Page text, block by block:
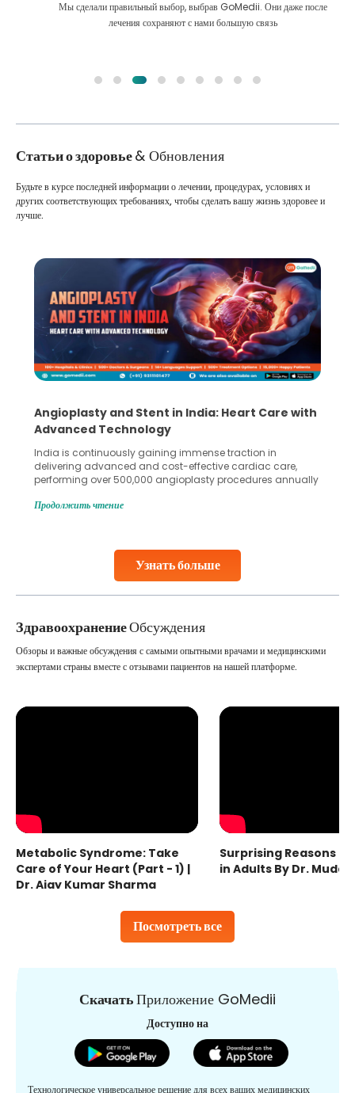
Мы сделали правильный выбор, выбрав GoMedii. Они даже после
лечения сохраняют с нами большую связь
Статьи о здоровье& Обновления
Узнать больше
Будьте в курсе последней информации о лечении, процедурах, условиях и
других соответствующих требованиях, чтобы сделать вашу жизнь здоровее и
лучше.
Angioplasty and Stent in India: Heart Care with
Advanced Technology
India is continuously gaining immense traction in
delivering advanced and cost-effective cardiac care,
performing over 500,000 angioplasty procedures annually
globe are searching for treatments like angioplasty and
Studies, such as one published
Продолжить чтение
ЗдравоохранениеОбсуждения
Посмотреть все
Обзоры и важные обсуждения с самыми опытными врачами и медицинскими
экспертами страны вместе с отзывами пациентов на нашей платформе.
Metabolic Syndrome: Take
Care of Your Heart (Part - 1) |
Dr. Ajay Kumar Sharma
Surprising Reasons
in Adults By Dr.
СкачатьПриложение GoMedii
Доступно на
Технологическое универсальное решение для всех ваших медицинских